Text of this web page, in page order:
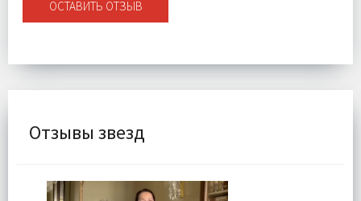
ОСТАВИТЬ ОТЗЫВ
Отзывы звезд